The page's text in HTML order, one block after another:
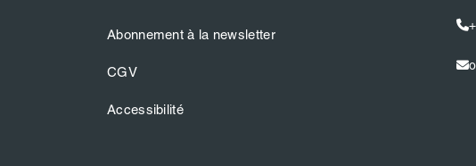
Abonnement à la newsletter
CGV
Accessibilité